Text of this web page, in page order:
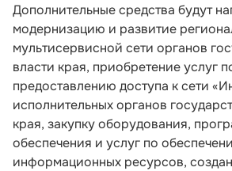
Дополнительные средства будут
модернизацию и развитие
мультисервисной сети органов
власти края, приобретение услуг
предоставлению доступа к сети
исполнительных органов
края, закупку оборудования,
обеспечения и услуг по
информационных ресурсов,